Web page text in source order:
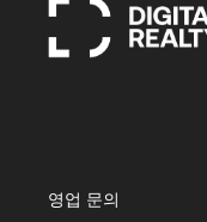
영업 문의